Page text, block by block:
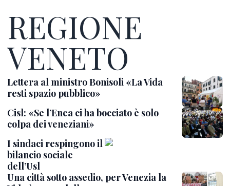
REGIONE
VENETO
Lettera al ministro Bonisoli «La Vida
resti spazio pubblico»
Cisl: «Se l’Enea ci ha bocciato è solo
colpa dei veneziani»
I sindaci respingono il
bilancio sociale
dell’Usl
Una città sotto assedio, per Venezia la